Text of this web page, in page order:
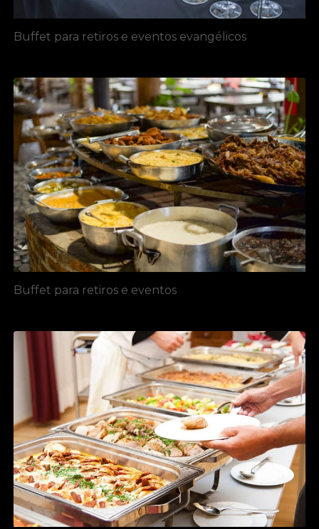
Buffet para retiros e eventos evangélicos
Buffet para retiros e eventos